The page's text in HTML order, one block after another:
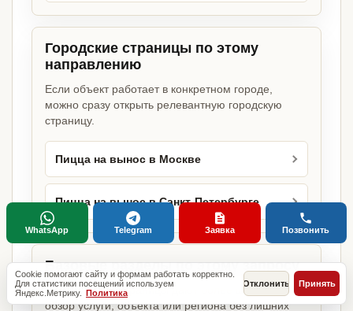
Городские страницы по этому
направлению
Если объект работает в конкретном городе,
можно сразу открыть релевантную городскую
страницу.
Пицца на вынос в Москве
Пицца на вынос в Санкт-Петербурге
Базовые разделы по этому запросу
Родительские страницы дают более широкий
обзор услуги, объекта или региона без лишних
Cookie помогают сайту и формам работать корректно.
Для статистики посещений используем
Яндекс.Метрику. Политика
Отклонить Принять
WhatsApp Telegram Заявка Позвонить